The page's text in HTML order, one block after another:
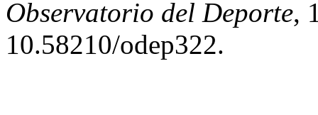
Observatorio del Deporte,
10.58210/odep322.